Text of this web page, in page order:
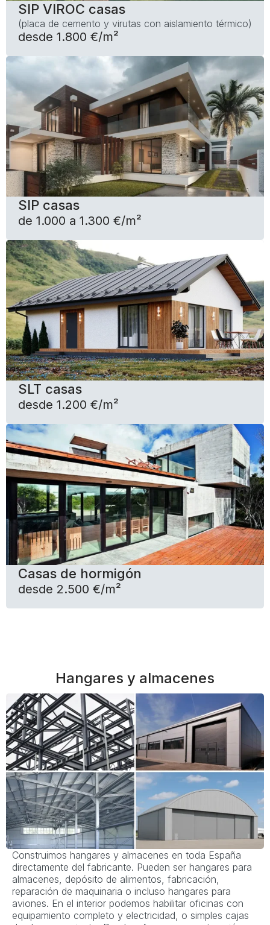
SIP VIROC casas
(placa de cemento y virutas con aislamiento térmico)
desde 1.800 €/m²
SIP casas
de 1.000 a 1.300 €/m²
SLT casas
desde 1.200 €/m²
Casas de hormigón
desde 2.500 €/m²
Hangares y almacenes
Construimos hangares y almacenes en toda España
directamente del fabricante. Pueden ser hangares para
almacenes, depósito de alimentos, fabricación,
reparación de maquinaria o incluso hangares para
aviones. En el interior podemos habilitar oficinas con
equipamiento completo y electricidad, o simples cajas